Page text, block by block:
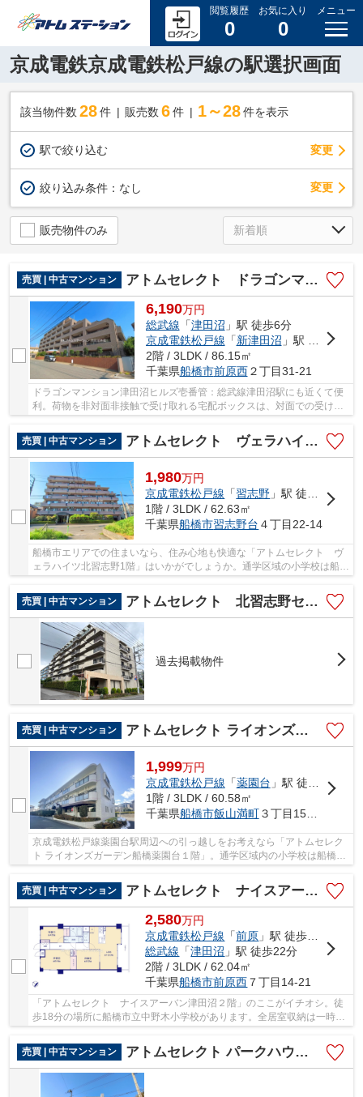
閲覧履歴
0
お気に入り
0
メニュー
京成電鉄京成電鉄松戸線の駅選択画面
該当物件数 28件 販売数 6 件 1～28 件を表示
駅で絞り込む 変更
絞り込み条件： なし 変更
販売物件のみ
売買 | 中古マンション アトムセレクト ドラゴンマンション津田沼ヒルズ壱番管
6,190万円
総武線 「津田沼 」駅 徒歩6分
京成電鉄松戸線 「新津田沼 」駅 徒歩9分
2階 / 3LDK / 86.15㎡
千葉県船橋市前原西２丁目31-21
ドラゴンマンション津田沼ヒルズ壱番管：総武線津田沼駅にも近くて便
利。荷物を非対面非接触で受け取れる宅配ボックスは、対面での受け渡
売買 | 中古マンション
アトムセレクト ヴェラハイツ北習志野1階
1,980万円
京成電鉄松戸線 「習志野 」駅 徒歩9分
1階 / 3LDK / 62.63㎡
千葉県船橋市習志野台 ４丁目22-14
船橋市エリアでの住まいなら、住み心地も快適な「アトムセレクト ヴ
ェラハイツ北習志野1階」はいかがでしょうか。通学区域の小学校は船橋
売買 | 中古マンション
アトムセレクト 北習志野セントラルハイツ3階
過去掲載物件
売買 | 中古マンション アトムセレクト ライオンズガーデン船橋薬園台１階
1,999万円
京成電鉄松戸線 「薬園台 」駅 徒歩12分
1階 / 3LDK / 60.58㎡
千葉県船橋市飯山満町３丁目1538-67
京成電鉄松戸線薬園台駅周辺への引っ越しをお考えなら「アトムセレク
ト ライオンズガーデン船橋薬園台１階」。通学区域内の小学校は船橋市
売買 | 中古マンション
アトムセレクト ナイスアーバン津田沼２階
2,580万円
京成電鉄松戸線 「前原 」駅 徒歩3分
総武線 「津田沼 」駅 徒歩22分
2階 / 3LDK / 62.04㎡
千葉県船橋市前原西 ７丁目14-21
「アトムセレクト ナイスアーバン津田沼２階」のここがイチオシ。徒
歩18分の場所に船橋市立中野木小学校があります。全居室収納は一時的
にものを移動したい時に活躍します。お引越し...
売買 | 中古マンション
アトムセレクト パークハウス木々津田沼前原2階